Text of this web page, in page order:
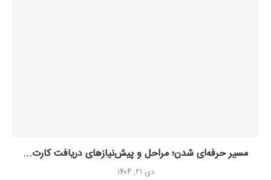
مسیر حرفه‌ای شدن؛ مراحل و پیش‌نیازهای دریافت کارت...
دی ۲۱, ۱۴۰۴